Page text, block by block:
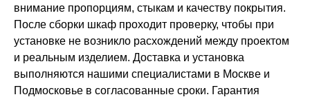
внимание пропорциям, стыкам и качеству покрытия.
После сборки шкаф проходит проверку, чтобы при
установке не возникло расхождений между проектом
и реальным изделием. Доставка и установка
выполняются нашими специалистами в Москве и
Подмосковье в согласованные сроки. Гарантия